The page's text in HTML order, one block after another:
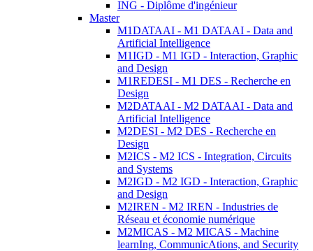
ING - Diplôme d'ingénieur
Master
M1DATAAI - M1 DATAAI - Data and
Artificial Intelligence
M1IGD - M1 IGD - Interaction, Graphic
and Design
M1REDESI - M1 DES - Recherche en
Design
M2DATAAI - M2 DATAAI - Data and
Artificial Intelligence
M2DESI - M2 DES - Recherche en
Design
M2ICS - M2 ICS - Integration, Circuits
and Systems
M2IGD - M2 IGD - Interaction, Graphic
and Design
M2IREN - M2 IREN - Industries de
Réseau et économie numérique
M2MICAS - M2 MICAS - Machine
learnIng, CommunicAtions, and Security